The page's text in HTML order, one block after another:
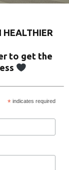
HEALTHIER
to get the
* indicates required